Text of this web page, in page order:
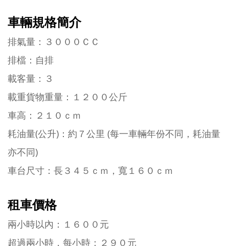
車輛規格簡介
排氣量：３０００ＣＣ
排檔：自排
載客量：３
載重貨物重量：１２００公斤
車高：２１０ｃｍ
耗油量(公升)：約７公里 (每一車輛年份不同，耗油量
亦不同)
車台尺寸：長３４５ｃｍ，寬１６０ｃｍ
租車價格
兩小時以內：１６００元
超過兩小時，每小時：２９０元